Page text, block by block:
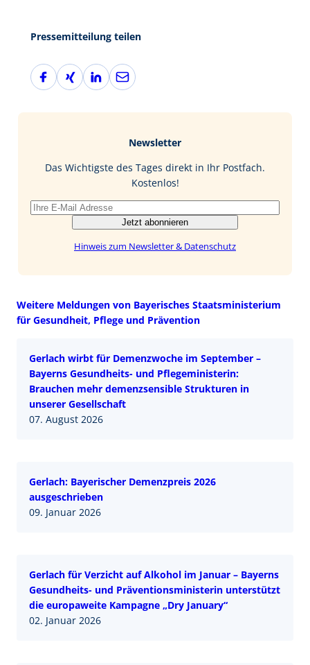
Pressemitteilung teilen
F
a
X
i
L
i
I
E
-
Newsletter
Das Wichtigste des Tages direkt in Ihr Postfach.
Kostenlos!
Jetzt abonnieren
Hinweis zum Newsletter & Datenschutz
Weitere Meldungen von Bayerisches Staatsministerium
für Gesundheit, Pflege und Prävention
Gerlach wirbt für Demenzwoche im September –
Bayerns Gesundheits- und Pflegeministerin:
Brauchen mehr demenzsensible Strukturen in
unserer Gesellschaft
07. August 2026
Gerlach: Bayerischer Demenzpreis 2026
ausgeschrieben
09. Januar 2026
Gerlach für Verzicht auf Alkohol im Januar – Bayerns
Gesundheits- und Präventionsministerin unterstützt
die europaweite Kampagne „Dry January“
02. Januar 2026